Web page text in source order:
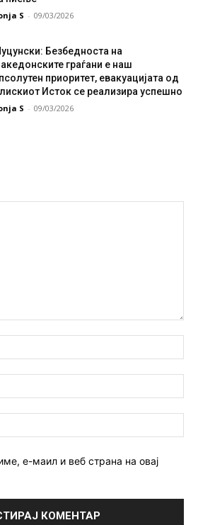
S - 09/03/2026
Безбедноста на
граѓани е наш
приоритет, евакуацијата од
Исток се реализира успешно
S - 09/03/2026
е-маил и веб страна на овај